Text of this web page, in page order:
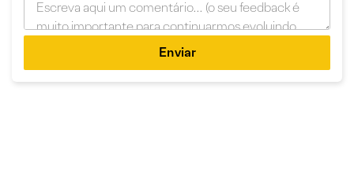
Enviar